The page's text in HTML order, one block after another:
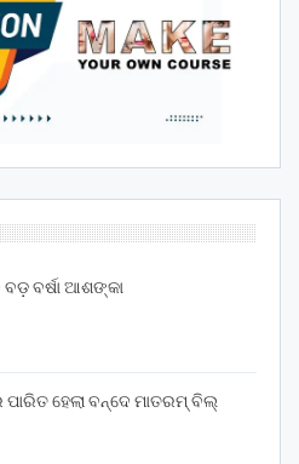
ବର୍ଷା ଆଶଙ୍କା
ପାରିତ ହେଲା ବନ୍ଦେ ମାତରମ୍‌ ବିଲ୍‌